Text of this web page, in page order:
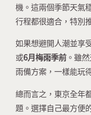
機。這兩個季節天氣
行程都很適合，特別
如果想避開人潮並享
或6月梅雨季前。雖
雨備方案，一樣能玩
總而言之，東京全年
題。選擇自己最方便